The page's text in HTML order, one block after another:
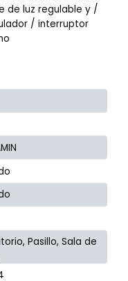
de luz regulable y /
/ interruptor
Pasillo, Sala de